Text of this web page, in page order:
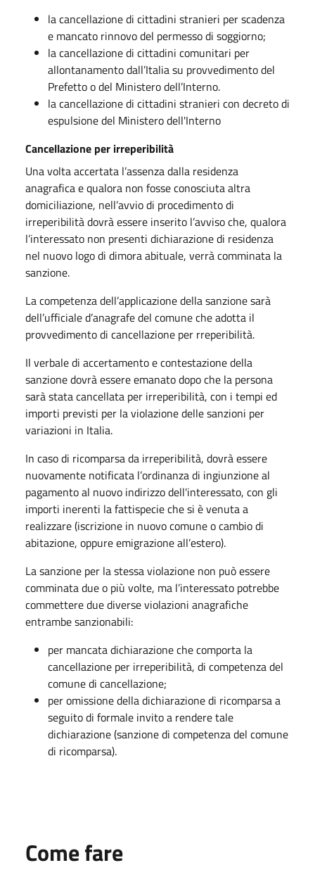
la cancellazione di cittadini stranieri per scadenza
e mancato rinnovo del permesso di soggiorno;
la cancellazione di cittadini comunitari per
allontanamento dall’Italia su provvedimento del
Prefetto o del Ministero dell’Interno.
la cancellazione di cittadini stranieri con decreto di
espulsione del Ministero dell'Interno
Cancellazione per irreperibilità
Una volta accertata l’assenza dalla residenza
anagrafica e qualora non fosse conosciuta altra
domiciliazione, nell’avvio di procedimento di
irreperibilità dovrà essere inserito l’avviso che, qualora
l’interessato non presenti dichiarazione di residenza
nel nuovo logo di dimora abituale, verrà comminata la
sanzione.
La competenza dell’applicazione della sanzione sarà
dell’ufficiale d’anagrafe del comune che adotta il
provvedimento di cancellazione per rreperibilità.
Il verbale di accertamento e contestazione della
sanzione dovrà essere emanato dopo che la persona
sarà stata cancellata per irreperibilità, con i tempi ed
importi previsti per la violazione delle sanzioni per
variazioni in Italia.
In caso di ricomparsa da irreperibilità, dovrà essere
nuovamente notificata l’ordinanza di ingiunzione al
pagamento al nuovo indirizzo dell'interessato, con gli
importi inerenti la fattispecie che si è venuta a
realizzare (iscrizione in nuovo comune o cambio di
abitazione, oppure emigrazione all’estero).
La sanzione per la stessa violazione non può essere
comminata due o più volte, ma l’interessato potrebbe
commettere due diverse violazioni anagrafiche
entrambe sanzionabili:
per mancata dichiarazione che comporta la
cancellazione per irreperibilità, di competenza del
comune di cancellazione;
per omissione della dichiarazione di ricomparsa a
seguito di formale invito a rendere tale
dichiarazione (sanzione di competenza del comune
di ricomparsa).
Come fare